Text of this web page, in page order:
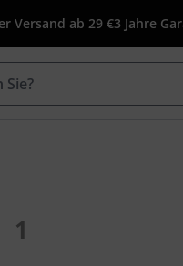
Versand ab 29 €3 Jahre
1